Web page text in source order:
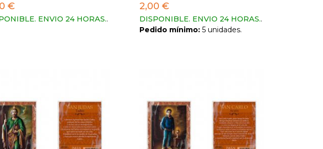
€
ENVIO 24 HORAS..
2,00 €
DISPONIBLE. ENVIO 24 HORAS..
Pedido mínimo:5 unidades.